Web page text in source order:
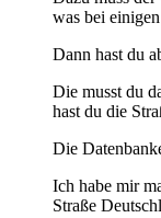
was bei
Dann hast du
Die musst du
hast du die
Die
Ich habe mir
Straße